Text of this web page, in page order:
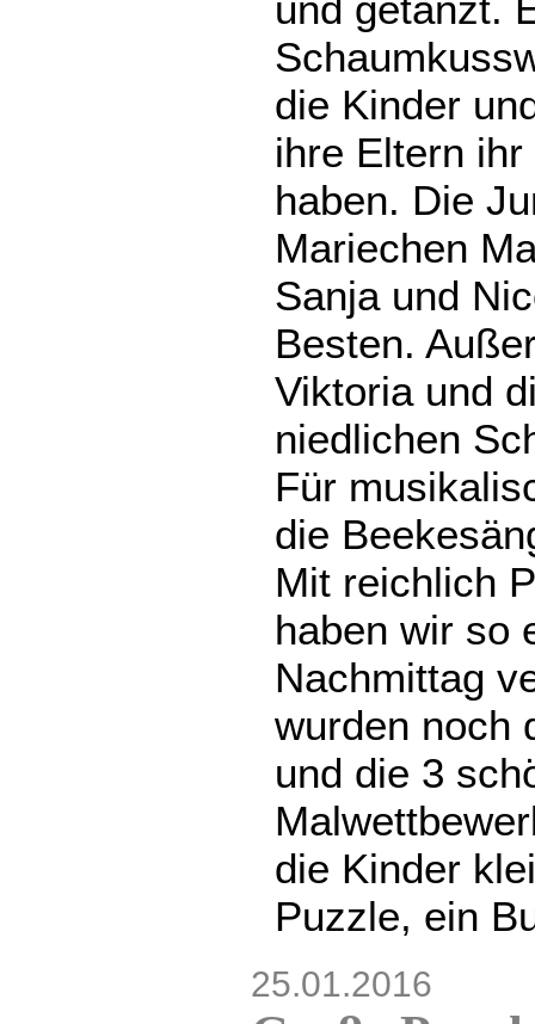
die Kinder
ihre Eltern
haben. Die
Mariechen
Sanja und
Besten.
Viktoria und
niedlichen
Für
die
Mit reichlich
haben wir so
Nachmittag
wurden noch
und die 3
die Kinder
Puzzle, ein
25.01.2016